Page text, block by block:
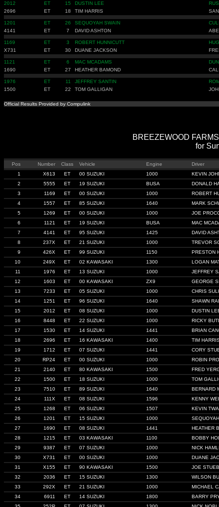
2012 ET 15 DUSTIN LEE
2696
ET 18 TIM HARRIS
1201 ET 26 SEQUOYAH SWAIN
4141
ET 7 DAVID ASHTON
1169 ET 3 ROBERT HUNNICUTT
X731
ET 30 DUANE JACKSON
1121 ET 6 MAC MCADAMS
1690
ET 27 HEATHER BAMOND
1976 ET 11 JEFFREY SANTIN
1500
ET 22 TOM GALLIGAN
Official Results Provided by Compulink
BREEZEWOOD
for
Pos Number Class Vehicle Engine
Driver
1
X613 ET 00 SUZUKI 1000
KEVIN
2
5555 ET 19 SUZUKI BUSA
DONALD
3
1169 ET 00 SUZUKI 1000
ROBERT
4
1557 ET 85 SUZUKI 1640
MARK
5
1269 ET 00 SUZUKI 1000
JOE
6
1121 ET 19 SUZUKI BUSA
MAC
7
4141 ET 95 SUZUKI 1425
DAVID
8
237X ET 21 SUZUKI 1000
TREVOR
9
426X ET 99 SUZUKI 1150
PRESTON
10
249X ET 02 KAWASAKI 1300
LOGAN
11
1976 ET 13 SUZUKI 1000
JEFFREY
12
1603 ET 00 KAWASAKI ZX9
GEORGE
13
7233 ET 05 SUZUKI 1000
CHRIS
14
1251 ET 96 SUZUKI 1640
SHAWN
15
2012 ET 08 SUZUKI 1000
DUSTIN
16
8448 ET 22 SUZUKI 1000
RICKY
17
1530 ET 14 SUZUKI 1441
BRIAN
18
2696 ET 16 KAWASAKI 1400
TIM
19
1712 ET 07 SUZUKI 1441
CORY
20
RP24 ET 00 SUZUKI 1000
ROBIN
21
2140 ET 80 KAWASAKI 1500
FRED
22
1500 ET 18 SUZUKI 1000
TOM
23
7510 ET 89 SUZUKI 1640
BERNARD
24
111X ET 08 SUZUKI 1596
KENNY
25
1268 ET 06 SUZUKI 1507
KEVIN
26
1201 ET 15 SUZUKI 1000
27
1690 ET 08 SUZUKI 1441
HEATHER
28
1215 ET 03 KAWASAKI 1100
BOBBY
29
9387 ET 07 SUZUKI 1000
NICK
30
X731 ET 00 SUZUKI 1000
DUANE
31
X155 ET 90 KAWASAKI 1500
JOE
32
2036 ET 15 SUZUKI 1300
WILSON
33
292X ET 21 SUZUKI 1000
MICHAEL
34
6911 ET 14 SUZUKI 1800
BARRY